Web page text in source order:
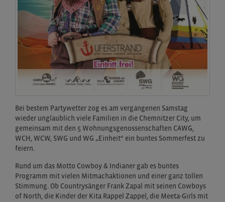
Bei bestem Partywetter zog es am vergangenen Samstag
wieder unglaublich viele Familien in die Chemnitzer City, um
gemeinsam mit den 5 Wohnungsgenossenschaften CAWG,
WCH, WCW, SWG und WG „Einheit“ ein buntes Sommerfest zu
feiern.
Rund um das Motto Cowboy & Indianer gab es buntes
Programm mit vielen Mitmachaktionen und einer ganz tollen
Stimmung. Ob Countrysänger Frank Zapal mit seinen Cowboys
of North, die Kinder der Kita Rappel Zappel, die Meeta-Girls mit